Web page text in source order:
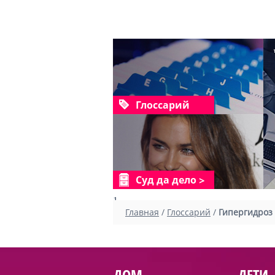
Глоссарий
Суд да дело
1
Главная / Глоссарий / Гипергидроз